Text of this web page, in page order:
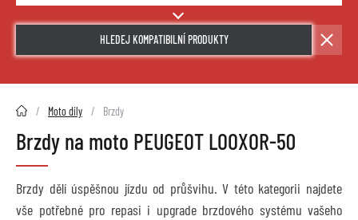
HLEDEJ KOMPATIBILNÍ PRODUKTY
2HMOTO.cz Moto díly Brzdy
Brzdy na moto PEUGEOT LOOXOR-50
Brzdy dělí úspěšnou jízdu od průšvihu. V této kategorii najdete
vše potřebné pro repasi i upgrade brzdového systému vašeho